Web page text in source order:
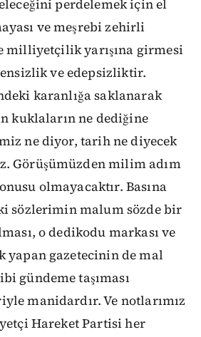
perdelemek için el
ve meşrebi zehirli
yarışına girmesi
ve edepsizliktir.
karanlığa saklanarak
kuklaların ne dediğine
ne diyor, tarih ne diyecek
Görüşümüzden milim adım
olmayacaktır. Basına
sözlerimin malum sözde bir
o dedikodu markası ve
yapan gazetecinin de mal
gündeme taşıması
manidardır. Ve notlarımız
Hareket Partisi her